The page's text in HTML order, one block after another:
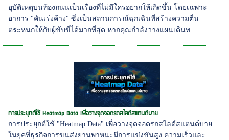
อุบัติเหตุบนท้องถนนเป็นเรื่องที่ไม่มีใครอยากให้เกิดขึ้น โดยเฉพาะ
อาการ "คันเร่งค้าง" ซึ่งเป็นสถานการณ์ฉุกเฉินที่สร้างความตื่น
ตระหนกให้กับผู้ขับขี่ได้มากที่สุด หากคุณกำลังวางแผนเดินท...
การประยุกต์ใช้ Heatmap Data เพื่อวางจุดจอดรถสไลด์สแตนด์บาย
การประยุกต์ใช้ "Heatmap Data" เพื่อวางจุดจอดรถสไลด์สแตนด์บาย
ในยุคที่ธุรกิจการขนส่งยานพาหนะมีการแข่งขันสูง ความเร็วและ